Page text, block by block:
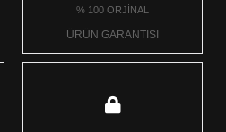
% 100 ORJİNAL
ÜRÜN GARANTİSİ